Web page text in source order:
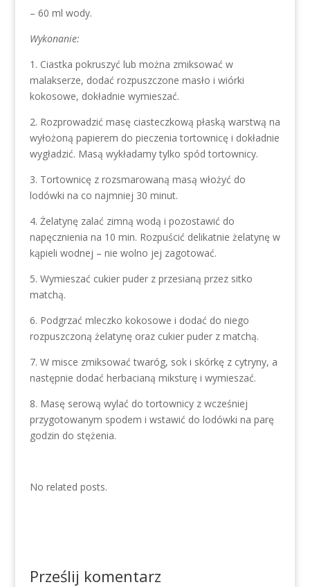
– 60 ml wody.
Wykonanie:
1. Ciastka pokruszyć lub można zmiksować w
malakserze, dodać rozpuszczone masło i wiórki
kokosowe, dokładnie wymieszać.
2. Rozprowadzić masę ciasteczkową płaską warstwą na
wyłożoną papierem do pieczenia tortownicę i dokładnie
wygładzić. Masą wykładamy tylko spód tortownicy.
3. Tortownicę z rozsmarowaną masą włożyć do
lodówki na co najmniej 30 minut.
4. Żelatynę zalać zimną wodą i pozostawić do
napęcznienia na 10 min. Rozpuścić delikatnie żelatynę w
kąpieli wodnej – nie wolno jej zagotować.
5. Wymieszać cukier puder z przesianą przez sitko
matchą.
6. Podgrzać mleczko kokosowe i dodać do niego
rozpuszczoną żelatynę oraz cukier puder z matchą.
7. W misce zmiksować twaróg, sok i skórkę z cytryny, a
następnie dodać herbacianą miksturę i wymieszać.
8. Masę serową wylać do tortownicy z wcześniej
przygotowanym spodem i wstawić do lodówki na parę
godzin do stężenia.
No related posts.
Prześlij komentarz